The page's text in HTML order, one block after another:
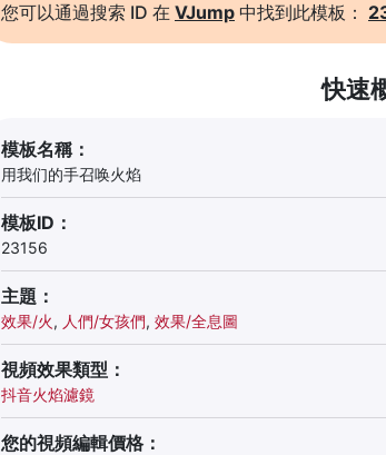
您可以通過搜索 ID 在 VJump 中找到此模板：
快速
模板名稱：
用我们的手召唤火焰
模板ID：
23156
主題：
效果/火, 人們/女孩們, 效果/全息圖
視頻效果類型：
抖音火焰濾鏡
您的視頻編輯價格：